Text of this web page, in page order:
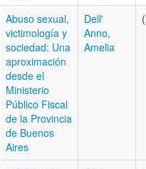
Abuso sexual,
victimología y
sociedad: Una
aproximación
desde el
Ministerio
Público Fiscal
de la Provincia
de Buenos
Aires
Dell'
Anno,
Amelia